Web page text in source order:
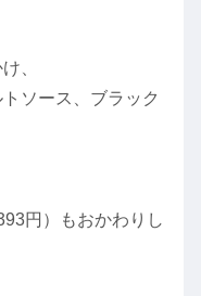
、
ソース、ブラック
円）もおかわりし